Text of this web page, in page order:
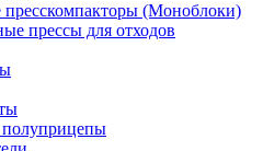
(Моноблоки)
прессы для отходов